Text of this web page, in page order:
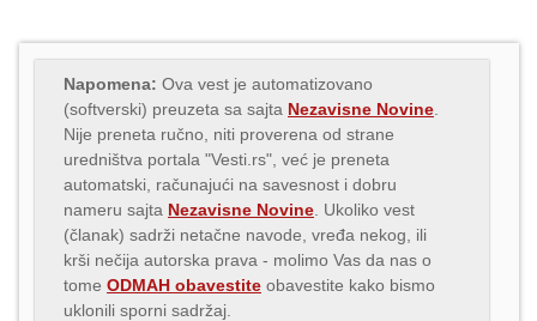
Napomena: Ova vest je automatizovano
(softverski) preuzeta sa sajta Nezavisne Novine
Nije preneta ručno, niti proverena od strane
uredništva portala "Vesti.rs", već je preneta
automatski, računajući na savesnost i dobru
nameru sajta Nezavisne Novine . Ukoliko vest
(članak) sadrži netačne navode, vređa nekog, ili
krši nečija autorska prava - molimo Vas da nas o
tome ODMAH obavestite obavestite kako bismo
uklonili sporni sadržaj.